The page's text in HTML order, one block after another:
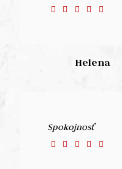
Helena
Spokojnosť